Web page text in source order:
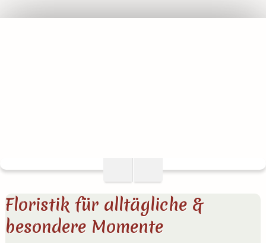
Floristik für alltägliche &
besondere Momente